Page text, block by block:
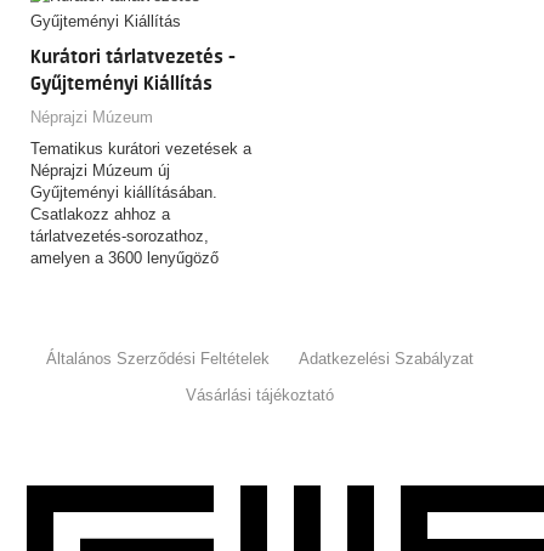
Kurátori tárlatvezetés -
Gyűjteményi Kiállítás
Néprajzi Múzeum
Tematikus kurátori vezetések a
Néprajzi Múzeum új
Gyűjteményi kiállításában.
Csatlakozz ahhoz a
tárlatvezetés-sorozathoz,
amelyen a 3600 lenyűgöző
Általános Szerződési Feltételek
Adatkezelési Szabályzat
Vásárlási tájékoztató